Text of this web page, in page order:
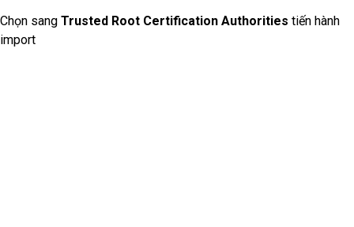
Chọn sang Trusted Root Certification Authorities tiến hành
import